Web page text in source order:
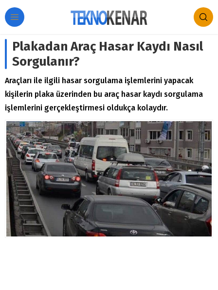
Plakadan Araç Hasar Kaydı Nasıl
Sorgulanır?
Araçları ile ilgili hasar sorgulama işlemlerini yapacak
kişilerin plaka üzerinden bu araç hasar kaydı sorgulama
işlemlerini gerçekleştirmesi oldukça kolaydır.